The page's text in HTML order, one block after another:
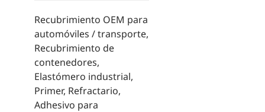
Recubrimiento OEM para
automóviles / transporte,
Recubrimiento de
contenedores,
Elastómero industrial,
Primer, Refractario,
Adhesivo para